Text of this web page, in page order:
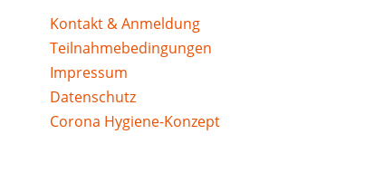
Kontakt & Anmeldung
Teilnahmebedingungen
Impressum
Datenschutz
Corona Hygiene-Konzept